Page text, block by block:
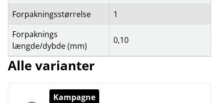
Forpakningsstørrelse
1
Forpaknings
længde/dybde (mm)
0,10
Alle varianter
Kampagne